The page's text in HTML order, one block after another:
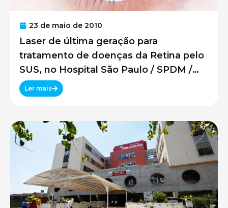
23 de maio de 2010
Laser de última geração para
tratamento de doenças da Retina pelo
SUS, no Hospital São Paulo / SPDM /
UNIFESP
Ler mais